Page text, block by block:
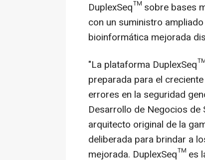
DuplexSeq™ sobre bases
con un suministro
bioinformática mejorada
"La plataforma
preparada para el
errores en la seguridad
Desarrollo de Negocios de
arquitecto original de la
deliberada para brindar a
mejorada. DuplexSeq™ es